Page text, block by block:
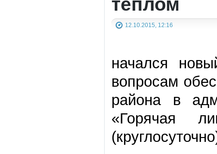
12.10.2015, 12:16
начался
вопросам
района в
«Горячая